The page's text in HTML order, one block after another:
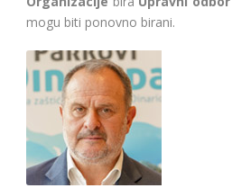
mogu biti ponovno birani.